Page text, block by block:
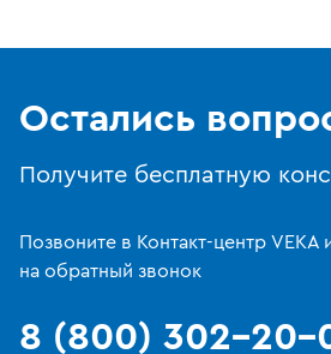
Остались
Получите бесплатную
Позвоните в Контакт-центр VEKA
на обратный звонок
8 (800) 302-20-